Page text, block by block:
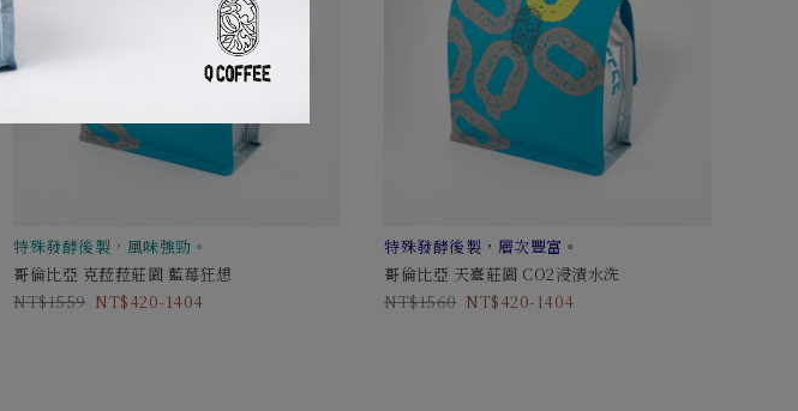
特殊發酵後製，風味強勁。
哥倫比亞 克菈菈莊園 藍莓狂想
1559
420-1404
特殊發酵後製，層次豐富。
哥倫比亞 天臺莊園 CO2浸漬水洗
1560
420-1404